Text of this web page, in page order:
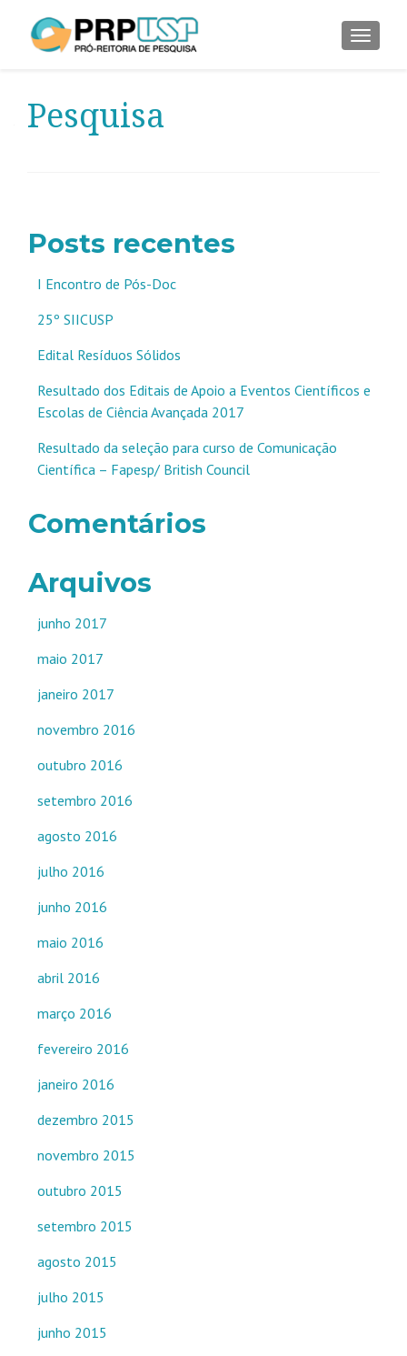
Pesquisa
Posts recentes
I Encontro de Pós-Doc
25º SIICUSP
Edital Resíduos Sólidos
Resultado dos Editais de Apoio a Eventos Científicos e
Escolas de Ciência Avançada 2017
Resultado da seleção para curso de Comunicação
Científica – Fapesp/ British Council
Comentários
Arquivos
junho 2017
maio 2017
janeiro 2017
novembro 2016
outubro 2016
setembro 2016
agosto 2016
julho 2016
junho 2016
maio 2016
abril 2016
março 2016
fevereiro 2016
janeiro 2016
dezembro 2015
novembro 2015
outubro 2015
setembro 2015
agosto 2015
julho 2015
junho 2015